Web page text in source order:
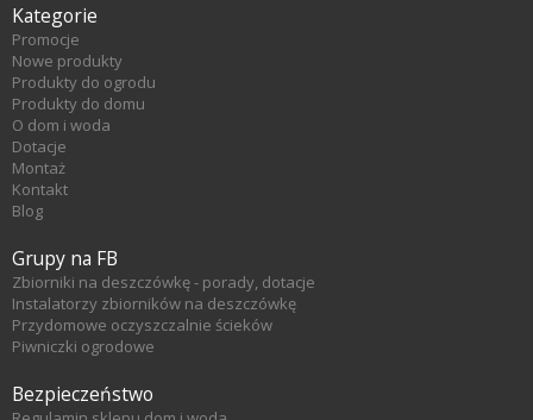
Kategorie
Promocje
Nowe produkty
Produkty do ogrodu
Produkty do domu
O dom i woda
Dotacje
Montaż
Kontakt
Blog
Grupy na FB
Zbiorniki na deszczówkę - porady, dotacje
Instalatorzy zbiorników na deszczówkę
Przydomowe oczyszczalnie ścieków
Piwniczki ogrodowe
Bezpieczeństwo